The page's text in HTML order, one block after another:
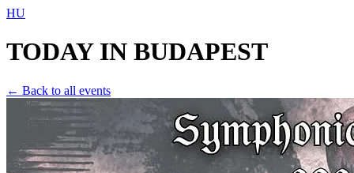
HU
TODAY IN BUDAPEST
← Back to all events